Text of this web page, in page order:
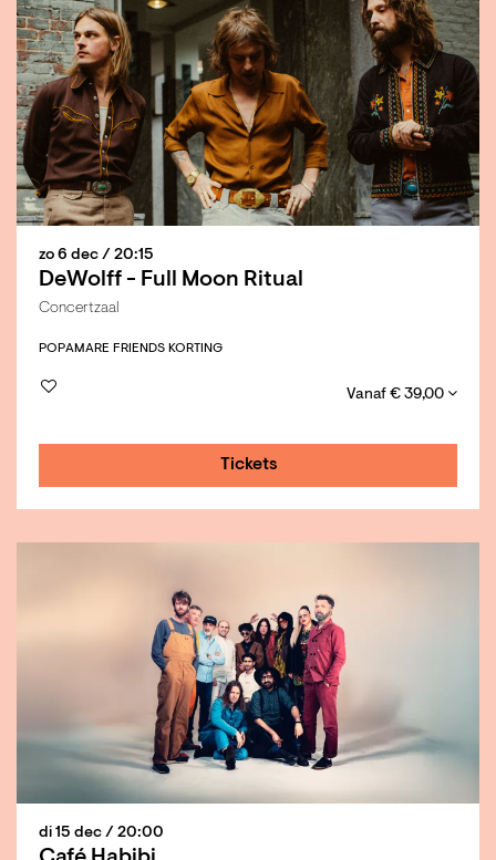
DeWolff - Full Moon Ritual
zo 6 dec / 20:15
Concertzaal
POPAMARE FRIENDS KORTING
Vanaf € 39,00
Tickets
di 15 dec / 20:00